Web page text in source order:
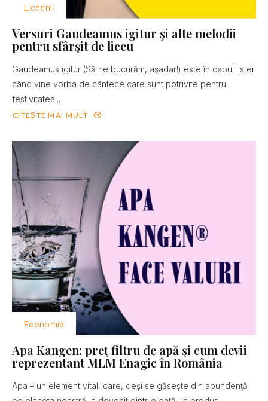
Liceenii
Versuri Gaudeamus igitur şi alte melodii
pentru sfârşit de liceu
Gaudeamus igitur (Să ne bucurăm, aşadar!) este în capul listei
când vine vorba de cântece care sunt potrivite pentru
festivitatea...
CITEȘTE MAI MULT
Economie
Apa Kangen: preţ filtru de apă şi cum devii
reprezentant MLM Enagic în România
Apa – un element vital, care, deşi se găseşte din abundenţă